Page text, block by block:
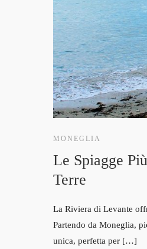
MONEGLIA
Le Spiagge
Terre
La Riviera di Levante
Partendo da Moneglia,
unica, perfetta per […]